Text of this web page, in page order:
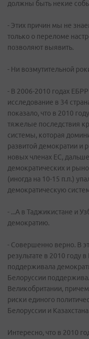
должны быть некие
- Этих причин мы не
только о переломе
позволяют выявить.
- Ни возмутительной
- В 2006-2010 годах
исследование в 34
показало, что в 2010
тяжелые последствия
системы, которая
развитой демократии и
новых членах ЕС,
демократических и
(иногда на 10-15 п.п.)
демократическую
- ...А в Таджикистане и
демократию.
- Совершенно верно. В
результате в 2010 году
поддерживала
Белоруссии
Великобритании,
риски единого
Белоруссии и Казахстана.
Интересно, что в 2010